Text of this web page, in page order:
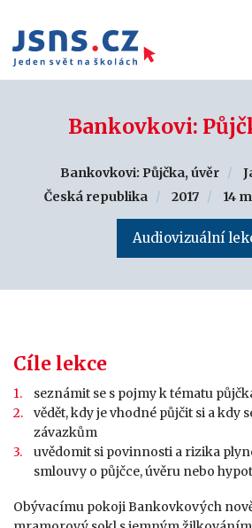
Bankovkovi:
Bankovkovi: Půjčka, úvěr
Česká republika
2017 14
Audiovizuální
Cíle lekce
seznámit se s pojmy k tématu
vědět, kdy je vhodné půjčit si a kdy
závazkům
uvědomit si povinnosti a rizika
smlouvy o půjčce, úvěru nebo
Obývacímu pokoji Bankovkových